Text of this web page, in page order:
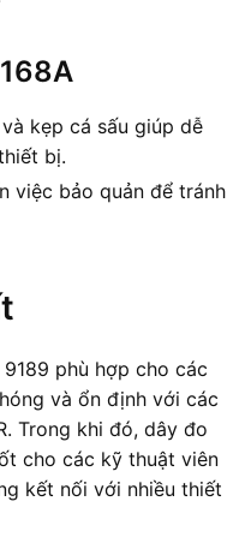
kẹp cá sấu giúp dễ
bị.
việc bảo quản để tránh
9189 phù hợp cho các
và ổn định với các
Trong khi đó, dây đo
cho các kỹ thuật viên
kết nối với nhiều thiết